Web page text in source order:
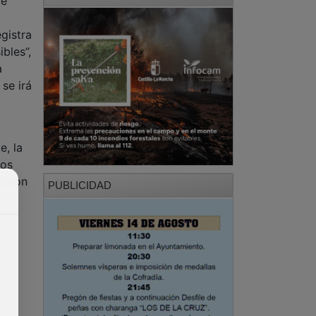
irá
la
con
PUBLICIDAD